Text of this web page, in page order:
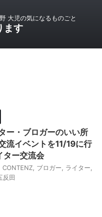
大児の気になるものごと
ます
ー・ブロガーのいい所
流イベントを11/19に行
ー交流会
CONTENZ ブロガー ライター
反田